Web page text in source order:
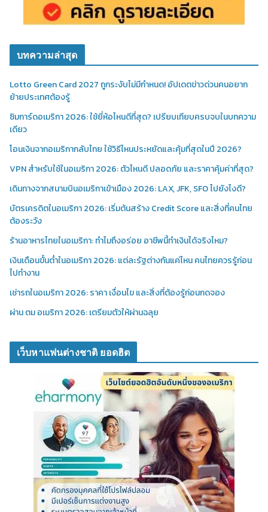
บทความล่าสุด
Lotto Green Card 2027 ถูกระงับไม่มีกำหนด! อัปเดตข่าวด่วนคนอยาก
ย้ายประเทศต้องรู้
ซิมการ์ดอเมริกา 2026: ใช้ยี่ห้อไหนดีที่สุด? เปรียบเทียบครบจบในบทความ
เดียว
โอนเงินจากอเมริกากลับไทย ใช้วิธีไหนประหยัดและคุ้มที่สุดในปี 2026?
VPN สำหรับใช้ในอเมริกา 2026: ตัวไหนดี ปลอดภัย และราคาคุ้มค่าที่สุด?
เดินทางจากสนามบินอเมริกาเข้าเมือง 2026: LAX, JFK, SFO ไปยังไงดี?
บัตรเครดิตในอเมริกา 2026: เริ่มต้นสร้าง Credit Score และสิ่งที่คนไทย
ต้องระวัง
ร้านอาหารไทยในอเมริกา: ทำไมถึงอร่อย อาชีพนี้ทำเงินได้จริงไหม?
เงินเดือนขั้นต่ำในอเมริกา 2026: แต่ละรัฐต่างกันแค่ไหน คนไทยควรรู้ก่อน
ไปทำงาน
เช่ารถในอเมริกา 2026: ราคา เงื่อนไข และสิ่งที่ต้องรู้ก่อนกดจอง
ผ่าน ตม อเมริกา 2026: เตรียมตัวให้ผ่านฉลุย
เว็บหาแฟนต่างชาติ ยอดฮิต